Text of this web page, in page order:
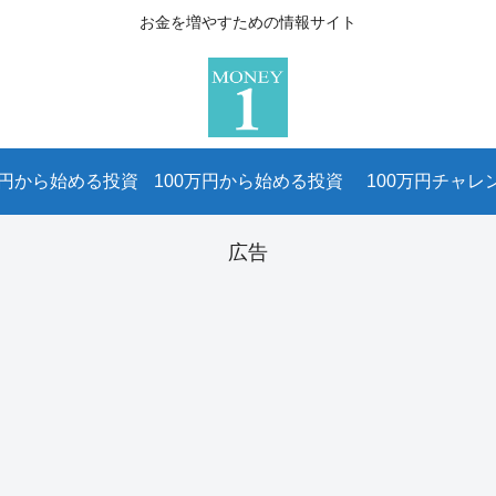
お金を増やすための情報サイト
から始める投資 100万円から始める投資 100万円チャレ
広告